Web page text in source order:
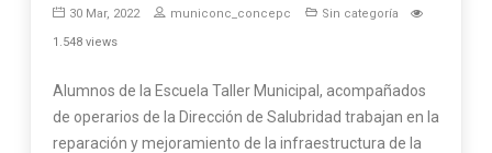
30 Mar, 2022 municonc_concepc
Sin categoría
1.548 views
Alumnos de la Escuela Taller Municipal, acompañados
de operarios de la Dirección de Salubridad trabajan en la
reparación y mejoramiento de la infraestructura de la